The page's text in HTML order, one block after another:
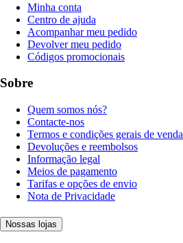
Minha conta
Centro de ajuda
Acompanhar meu pedido
Devolver meu pedido
Códigos promocionais
Sobre
Quem somos nós?
Contacte-nos
Termos e condições gerais de venda
Devoluções e reembolsos
Informação legal
Meios de pagamento
Tarifas e opções de envio
Nota de Privacidade
Nossas lojas